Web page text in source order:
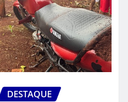
DESTAQUE